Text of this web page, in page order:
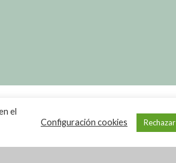
el
Configuración cookies Rechazar